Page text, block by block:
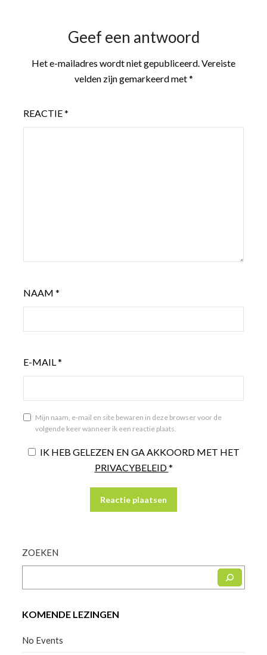
Geef een antwoord
Het e-mailadres wordt niet gepubliceerd.Vereiste
velden zijn gemarkeerd met*
REACTIE*
NAAM *
E-MAIL*
Mijn naam, e-mail en site bewaren in deze browser voor de
volgende keer wanneer ik een reactie plaats.
IK HEB GELEZEN EN GA AKKOORD MET HET
PRIVACYBELEID*
ZOEKEN
KOMENDE LEZINGEN
No Events